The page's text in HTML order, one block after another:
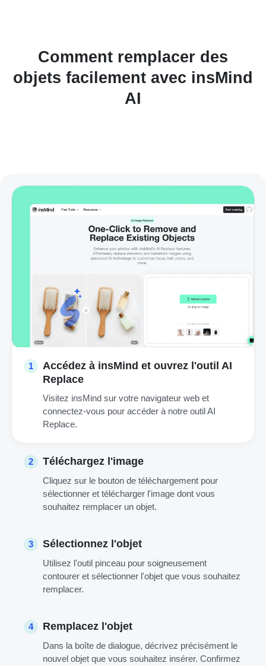
Comment remplacer des
objets facilement avec insMind
AI
1
Accédez à insMind et ouvrez l'outil AI
Replace
Visitez insMind sur votre navigateur web et
connectez-vous pour accéder à notre outil AI
Replace.
2 Téléchargez l'image
Cliquez sur le bouton de téléchargement pour
sélectionner et télécharger l'image dont vous
souhaitez remplacer un objet.
3 Sélectionnez l'objet
Utilisez l'outil pinceau pour soigneusement
contourer et sélectionner l'objet que vous souhaitez
remplacer.
4 Remplacez l'objet
Dans la boîte de dialogue, décrivez précisément le
nouvel objet que vous souhaitez insérer. Confirmez